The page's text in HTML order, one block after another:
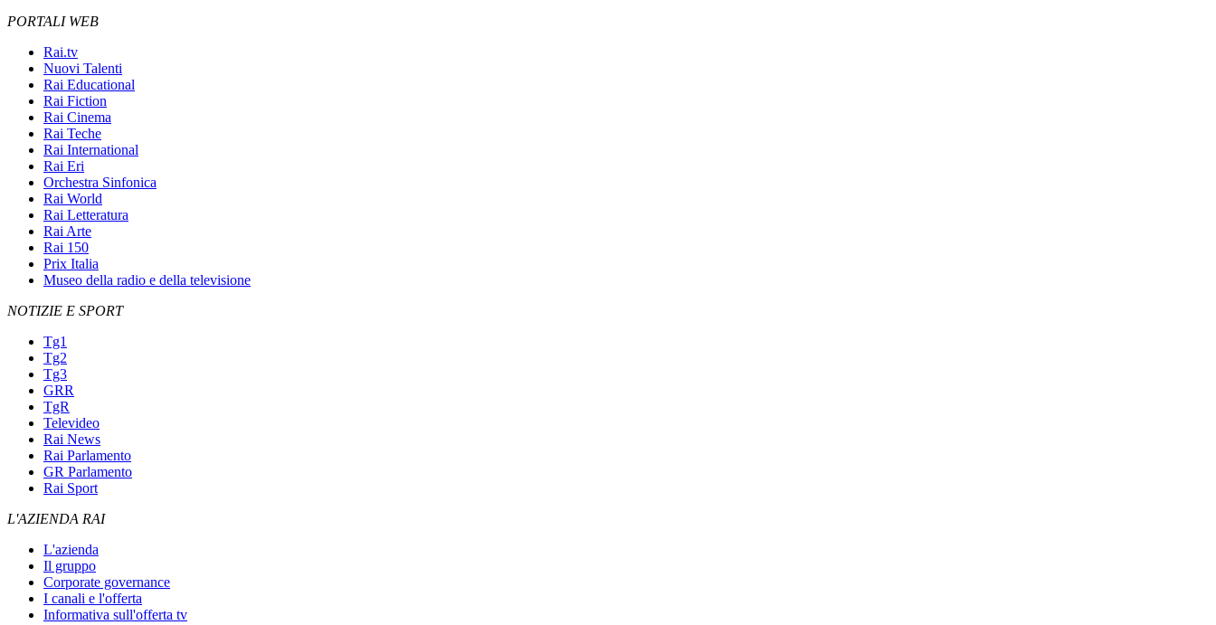
PORTALI WEB
Rai.tv
Nuovi Talenti
Rai Educational
Rai Fiction
Rai Cinema
Rai Teche
Rai International
Rai Eri
Orchestra Sinfonica
Rai World
Rai Letteratura
Rai Arte
Rai 150
Prix Italia
Museo della radio e della televisione
NOTIZIE E SPORT
Tg1
Tg2
Tg3
GRR
TgR
Televideo
Rai News
Rai Parlamento
GR Parlamento
Rai Sport
L'AZIENDA RAI
L'azienda
Il gruppo
Corporate governance
I canali e l'offerta
Informativa sull'offerta tv